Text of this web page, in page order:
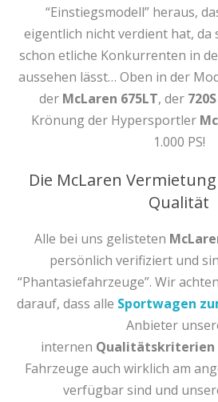
“Einstiegsmodell” heraus,
eigentlich nicht verdient hat, da
schon etliche Konkurrenten in
aussehen lässt… Oben in der
der McLaren 675LT, der 720S
Krönung der Hypersportler
1.000 PS!
Die McLaren
Qualität
Alle bei uns gelisteten
persönlich verifiziert und
“Phantasiefahrzeuge”. Wir
darauf, dass alle Sportwagen
Anbieter
internen Qualitätskriterien
Fahrzeuge auch wirklich am
verfügbar sind und